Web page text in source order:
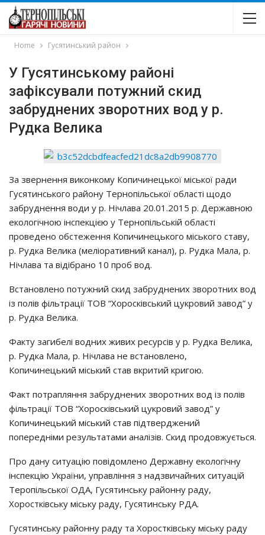
Home Гусятинський район
У Гусятинському районі
зафіксували потужний скид
забруднених зворотних вод у р.
Рудка Велика
За звернення виконкому Копичинецької міської ради
Гусятинського району Тернопільської області щодо
забруднення води у р. Нічлава 20.01.2015 р. Державною
екологічною інспекцією у Тернопільській області
проведено обстеження Копичинецького міського ставу,
р. Рудка Велика (меліоративний канал), р. Рудка Мала, р.
Нічлава та відібрано 10 проб вод.
Встановлено потужний скид забруднених зворотних вод
із полів фільтрації ТОВ “Хоросківський цукровий завод” у
р. Рудка Велика.
Факту загибелі водних живих ресурсів у р. Рудка Велика,
р. Рудка Мала, р. Нічлава не встановлено,
Копичинецький міський став вкритий кригою.
Факт потрапляння забруднених зворотних вод із полів
фільтрації ТОВ “Хоросківський цукровий завод” у
Копичинецький міський став підтверджений
попередніми результатами аналізів. Скид продовжується.
Про дану ситуацію повідомлено Державну екологічну
інспекцію України, управління з надзвичайних ситуацій
Теропільської ОДА, Гусятинську районну раду,
Хоростківську міську раду, Гусятинську РДА.
Гусятинську районну раду та Хоростківську міську раду